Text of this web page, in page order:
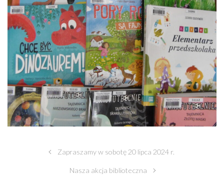
Zapraszamy w sobotę 20 lipca 2024 r.
Nasza akcja biblioteczna